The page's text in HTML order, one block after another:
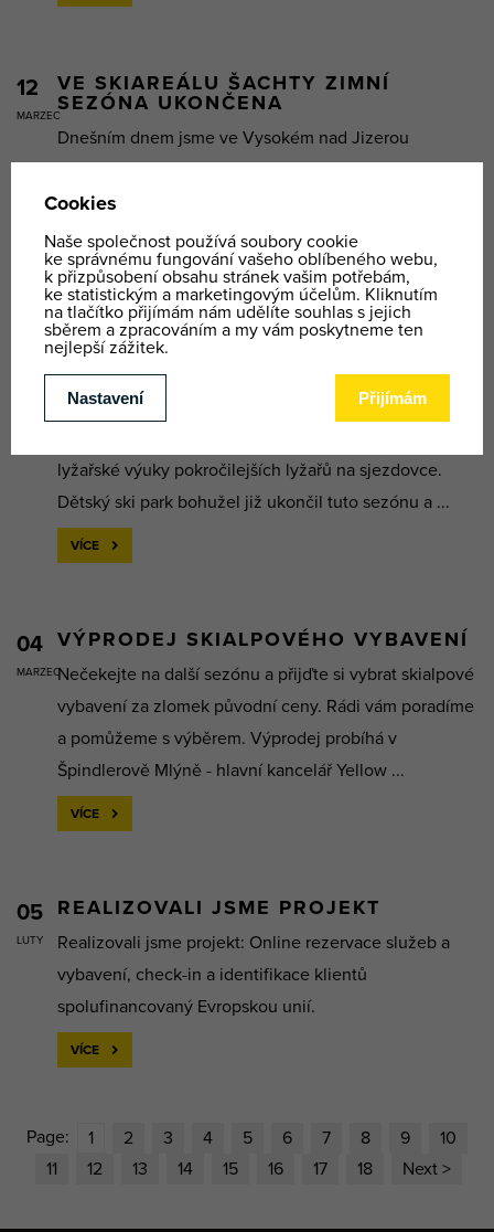
12
MARZEC
VE SKIAREÁLU ŠACHTY ZIMNÍ
SEZÓNA UKONČENA
Dnešním dnem jsme ve Vysokém nad Jizerou
sobotu 14.3.2026 se přesouvá na další zimu.
Děkujeme a budeme se na vás těšit příští ...
VÍCE
PROVOZ SKIAREÁL ŠACHTY
Do Skiareálu Šachty dorazilo jaro a sníh zmizel
lyžařské výuky pokročilejších lyžařů na sjezdovce.
Dětský ski park bohužel již ukončil tuto sezónu a ...
VÍCE
04
MARZEC
VÝPRODEJ SKIALPOVÉHO VYBAVENÍ
Nečekejte na další sezónu a přijďte si vybrat skialpové
vybavení za zlomek původní ceny. Rádi vám poradíme
a pomůžeme s výběrem. Výprodej probíhá v
Špindlerově Mlýně - hlavní kancelář Yellow ...
VÍCE
05
LUTY
REALIZOVALI JSME PROJEKT
Realizovali jsme projekt: Online rezervace služeb a
vybavení, check-in a identifikace klientů
spolufinancovaný Evropskou unií.
VÍCE
Page: 1 2 3 4 5 6 7 8 9
10
11
12 13 14 15 16 17 18 Next >